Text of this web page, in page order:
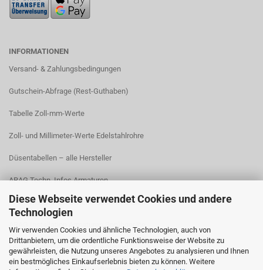
Diese Webseite verwendet Cookies und andere
Technologien
Wir verwenden Cookies und ähnliche Technologien, auch von
Drittanbietern, um die ordentliche Funktionsweise der Website zu
gewährleisten, die Nutzung unseres Angebotes zu analysieren und Ihnen
ein bestmögliches Einkaufserlebnis bieten zu können. Weitere
INFORMATIONEN
Versand- & Zahlungsbedingungen​
Gutschein-Abfrage (Rest-Guthaben)
Tabelle Zoll-mm-Werte
Zoll- und Millimeter-Werte Edelstahlrohre
Düsentabellen – alle Hersteller
ARAG Techn. Infos Armaturen
ARAG Installation Gleichdruck-Armaturen
ARAG Installation Armaturen Sprühgeräte
Lechler Behälter- und Tankreinigung